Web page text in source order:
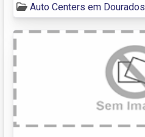
Auto Centers em Dourados